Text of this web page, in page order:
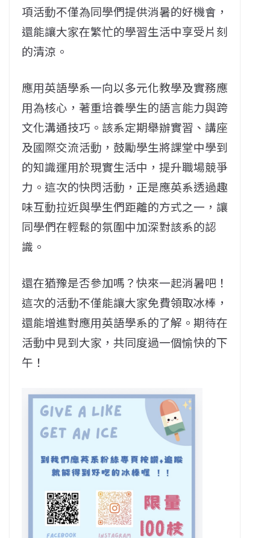
項活動不僅為同學們提供消暑的好機會，
還能讓大家在繁忙的學習生活中享受片刻
的清涼。
應用英語學系一向以多元化教學及實務應
用為核心，著重培養學生的語言能力與跨
文化溝通技巧。該系定期舉辦實習、講座
及國際交流活動，鼓勵學生將課堂中學到
的知識運用於現實生活中，提升職場競爭
力。這次的快閃活動，正是應英系透過趣
味互動拉近與學生們距離的方式之一，讓
同學們在輕鬆的氛圍中加深對該系的認
識。
還在猶豫是否參加嗎？快來一起消暑吧！
這次的活動不僅能讓大家免費領取冰棒，
還能增進對應用英語學系的了解。期待在
活動中見到大家，共同度過一個愉快的下
午！